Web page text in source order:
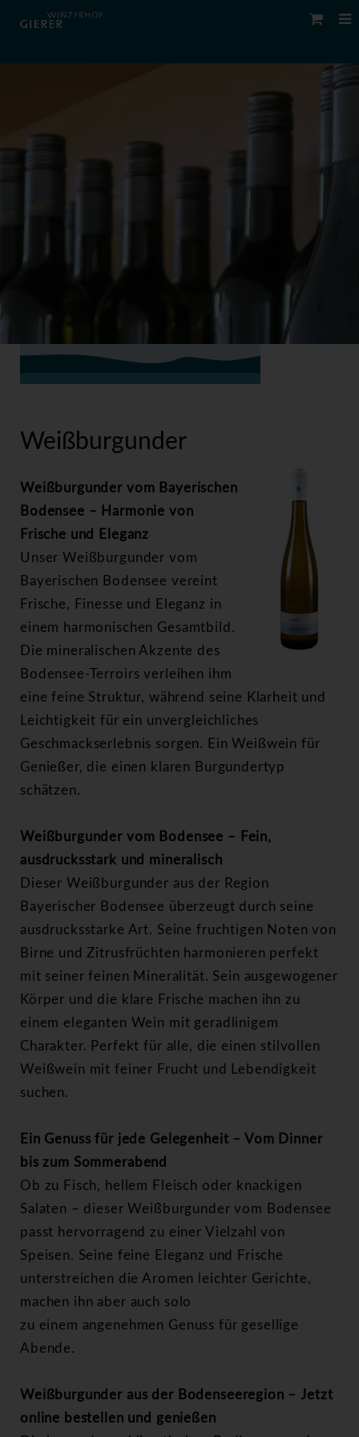
Weißburgunder
Weißburgunder vom Bayerischen
Bodensee – Harmonie von
Frische und Eleganz
Unser Weißburgunder vom
Bayerischen Bodensee vereint
Frische, Finesse und Eleganz in
einem harmonischen Gesamtbild.
Die mineralischen Akzente des
Bodensee-Terroirs verleihen ihm
eine feine Struktur, während seine Klarheit und
Leichtigkeit für ein unvergleichliches
Geschmackserlebnis sorgen. Ein Weißwein für
Genießer, die einen klaren Burgundertyp
schätzen.
Weißburgunder vom Bodensee – Fein,
ausdrucksstark und mineralisch
Dieser Weißburgunder aus der Region
Bayerischer Bodensee überzeugt durch seine
ausdrucksstarke Art. Seine fruchtigen Noten von
Birne und Zitrusfrüchten harmonieren perfekt
mit seiner feinen Mineralität. Sein ausgewogener
Körper und die klare Frische machen ihn zu
einem eleganten Wein mit geradlinigem
Charakter. Perfekt für alle, die einen stilvollen
Weißwein mit feiner Frucht und Lebendigkeit
suchen.
Ein Genuss für jede Gelegenheit – Vom Dinner
bis zum Sommerabend
Ob zu Fisch, hellem Fleisch oder knackigen
Salaten – dieser Weißburgunder vom Bodensee
passt hervorragend zu einer Vielzahl von
Speisen. Seine feine Eleganz und Frische
unterstreichen die Aromen leichter Gerichte,
machen ihn aber auch solo
zu einem angenehmen Genuss für gesellige
Abende.
Weißburgunder aus der Bodenseeregion – Jetzt
online bestellen und genießen